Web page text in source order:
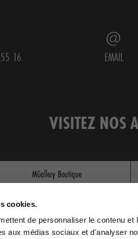
cookies.
de personnaliser le contenu et
aux médias sociaux et d'analyser
16 EMAIL
VISITEZ NOS
MGallery Boutique